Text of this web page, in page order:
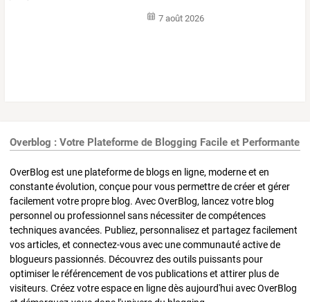
7 août 2026
Overblog : Votre Plateforme de Blogging Facile et Performante
OverBlog est une plateforme de blogs en ligne, moderne et en
constante évolution, conçue pour vous permettre de créer et gérer
facilement votre propre blog. Avec OverBlog, lancez votre blog
personnel ou professionnel sans nécessiter de compétences
techniques avancées. Publiez, personnalisez et partagez facilement
vos articles, et connectez-vous avec une communauté active de
blogueurs passionnés. Découvrez des outils puissants pour
optimiser le référencement de vos publications et attirer plus de
visiteurs. Créez votre espace en ligne dès aujourd'hui avec OverBlog